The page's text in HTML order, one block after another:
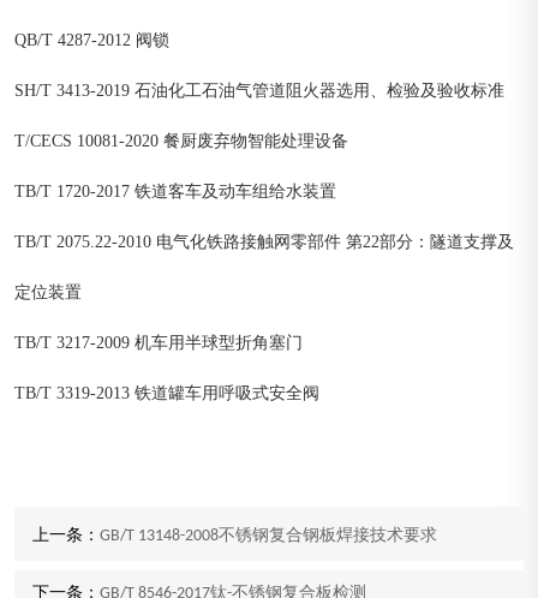
QB/T 4287-2012 阀锁
SH/T 3413-2019 石油化工石油气管道阻火器选用、检验及验收标准
T/CECS 10081-2020 餐厨废弃物智能处理设备
TB/T 1720-2017 铁道客车及动车组给水装置
TB/T 2075.22-2010 电气化铁路接触网零部件 第22部分：隧道支撑及
定位装置
TB/T 3217-2009 机车用半球型折角塞门
TB/T 3319-2013 铁道罐车用呼吸式安全阀
上一条： GB/T 13148-2008不锈钢复合钢板焊接技术要求
下一条： GB/T 8546-2017钛-不锈钢复合板检测